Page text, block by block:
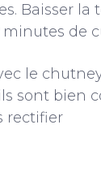
Baisser la
de
le
sont bien
rectifier